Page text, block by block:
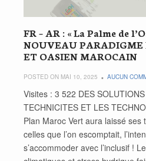
FR – AR : « La Palme de
NOUVEAU PARADIGME
ET OASIEN MAROCAIN
POSTED ON MAI 10, 2025 AUCUN
Visites : 3 522 DES
TECHNICITES ET LES
Plan Maroc Vert aura laissé
celles que l’on escomptait,
s’accommoder avec l’inclusif !